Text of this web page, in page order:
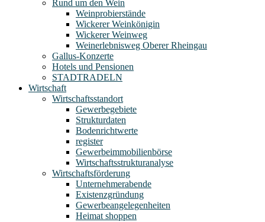
Rund um den Wein
Weinprobierstände
Wickerer Weinkönigin
Wickerer Weinweg
Weinerlebnisweg Oberer Rheingau
Gallus-Konzerte
Hotels und Pensionen
STADTRADELN
Wirtschaft
Wirtschaftsstandort
Gewerbegebiete
Strukturdaten
Bodenrichtwerte
register
Gewerbeimmobilienbörse
Wirtschaftsstrukturanalyse
Wirtschaftsförderung
Unternehmerabende
Existenzgründung
Gewerbeangelegenheiten
Heimat shoppen